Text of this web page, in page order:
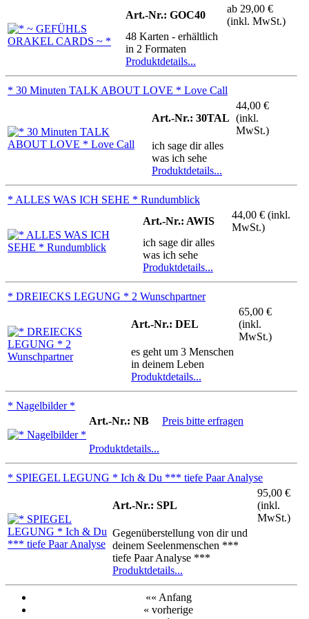
Art.-Nr.: GOC40
ab 29,00 €
(inkl. MwSt.)
48 Karten - erhältlich
in 2 Formaten
Produktdetails...
* 30 Minuten TALK ABOUT LOVE * Love Call
Art.-Nr.: 30TAL
44,00 €
(inkl.
MwSt.)
ich sage dir alles
was ich sehe
Produktdetails...
* ALLES WAS ICH SEHE * Rundumblick
Art.-Nr.: AWIS
44,00 € (inkl.
MwSt.)
ich sage dir alles
was ich sehe
Produktdetails...
* DREIECKS LEGUNG * 2 Wunschpartner
Art.-Nr.: DEL
65,00 €
(inkl.
MwSt.)
es geht um 3 Menschen
in deinem Leben
Produktdetails...
* Nagelbilder *
Art.-Nr.: NB
Preis bitte erfragen
Produktdetails...
* SPIEGEL LEGUNG * Ich & Du *** tiefe Paar Analyse
Art.-Nr.: SPL
95,00 €
(inkl.
MwSt.)
Gegenüberstellung von dir und
deinem Seelenmenschen ***
tiefe Paar Analyse ***
Produktdetails...
«« Anfang
« vorherige